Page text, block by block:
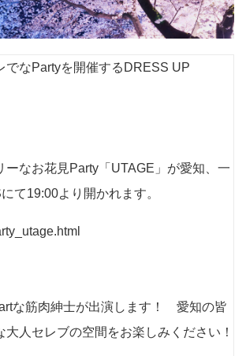
でなPartyを開催するDRESS UP
ーなお花見Party「UTAGE」が愛知、一
て19:00より開かれます。
な筋肉紳士が出演します！ 愛知の皆
大人セレブの空間をお楽しみください！